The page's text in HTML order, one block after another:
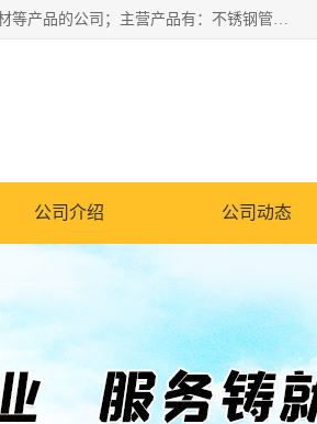
山东华钰金属材料有限公司是一家经营各种不锈钢管材、板材、圆钢、法兰、封头、型材等产品的公司；主营产品有：不锈钢管，激光切割，管件标准件，不锈钢圆钢，不锈钢人孔，不锈钢亮管，不锈钢角钢，不锈钢加工，不锈钢管子，不锈钢工业方管，不锈钢封头，不锈钢法兰，不锈钢阀门，不锈钢槽钢，不锈钢扁钢，不锈钢板等；可为客户制作各种规格的型材及不锈钢配件、非标准件及各种容器具等，能满足客户的不同采购要求。
公司介绍 公司动态